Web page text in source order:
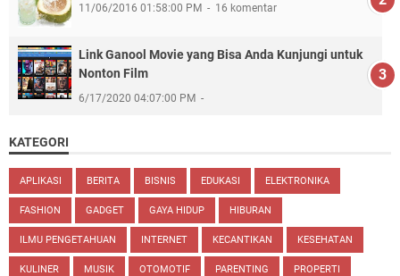
11/06/2016 01:58:00 PM 16 komentar
Link Ganool Movie yang Bisa Anda Kunjungi untuk
Nonton Film
6/17/2020 04:07:00 PM
KATEGORI
APLIKASI BERITA BISNIS EDUKASI ELEKTRONIKA
FASHION GADGET GAYA HIDUP HIBURAN
ILMU PENGETAHUAN INTERNET KECANTIKAN KESEHATAN
KULINER MUSIK OTOMOTIF PARENTING PROPERTI